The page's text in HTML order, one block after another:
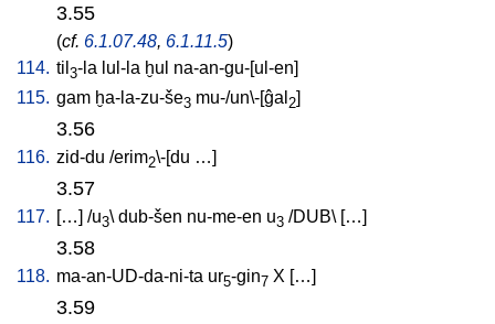
3.55
(cf. 6.1.07.48, 6.1.11.5)
114. til 3-la lul-la ḫul na-an-gu-[ul-en]
115. gam ḫa-la-zu-še3 mu-/un\-[ĝal 2]
3.56
116. zid-du /erim2\-[du …]
3.57
117. […] /u3\ dub-šen nu-me-en u3 /DUB\ […]
3.58
118. ma-an-UD-da-ni-ta ur5-gin7 X […]
3.59